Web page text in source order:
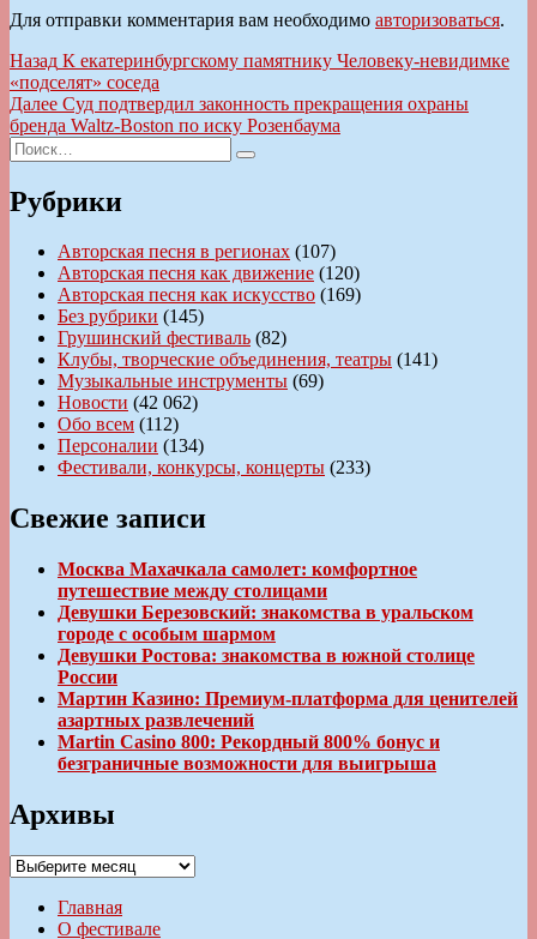
Для отправки комментария вам необходимо авторизоваться.
Навигация
по
записям
Назад Предыдущая
запись:
К екатеринбургскому памятнику Человеку-невидимке
«подселят» соседа
Далее Следующая
запись:
Суд подтвердил законность прекращения охраны
бренда Waltz-Boston по иску Розенбаума
Искать:
Поиск
Рубрики
Авторская песня в регионах (107)
Авторская песня как движение (120)
Авторская песня как искусство (169)
Без рубрики (145)
Грушинский фестиваль (82)
Клубы, творческие объединения, театры (141)
Музыкальные инструменты (69)
Новости (42 062)
Обо всем (112)
Персоналии (134)
Фестивали, конкурсы, концерты (233)
Свежие записи
Москва Махачкала самолет: комфортное
путешествие между столицами
Девушки Березовский: знакомства в уральском
городе с особым шармом
Девушки Ростова: знакомства в южной столице
России
Мартин Казино: Премиум-платформа для ценителей
азартных развлечений
Martin Casino 800: Рекордный 800% бонус и
безграничные возможности для выигрыша
Архивы
Архивы
Главная
О фестивале